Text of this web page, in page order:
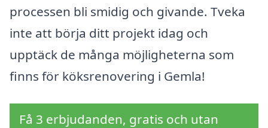
processen bli smidig och givande. Tveka
inte att börja ditt projekt idag och
upptäck de många möjligheterna som
finns för köksrenovering i Gemla!
Få 3 erbjudanden, gratis och utan